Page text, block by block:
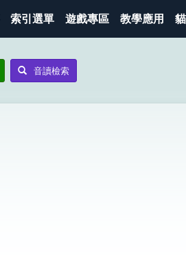
索引選單 遊戲專區 教學應用
音讀檢索